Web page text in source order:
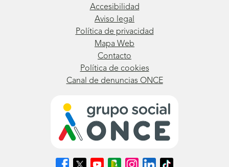
Accesibilidad
Aviso legal
Política de privacidad
Mapa Web
Contacto
Política de cookies
Canal de denuncias ONCE
SíguenosSíguenosSíguenosSíguenosSíguenosSíguenosSíguenos